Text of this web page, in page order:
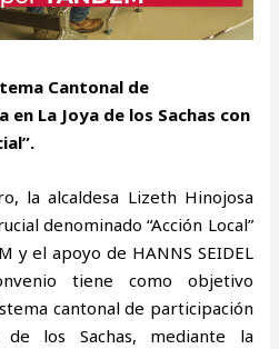
Cantonal de
en La Joya de los Sachas con
la alcaldesa Lizeth Hinojosa
denominado “Acción Local”
y el apoyo de HANNS SEIDEL
tiene como objetivo
cantonal de participación
de los Sachas, mediante la